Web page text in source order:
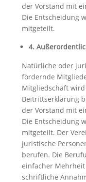
der Vorstand mit
Die Entscheidung
mitgeteilt.
4.
Natürliche oder
fördernde
Mitgliedschaft
Beitrittserklärung
der Vorstand mit
Die Entscheidung
mitgeteilt. Der
juristische
berufen. Die
einfacher
schriftliche